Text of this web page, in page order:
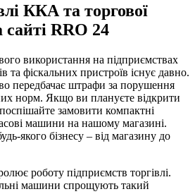
ККА та торгової
сайті RRO 24
використання на підприємствах
та фіскальних пристроїв існує давно.
передбачає штрафи за порушення
норм. Якщо ви плануєте відкрити
замовити компактні
машини на нашому магазині.
якого бізнесу – від магазину до
роботу підприємств торгівлі.
машини спрощують такий